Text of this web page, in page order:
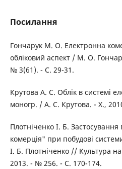
Посилання
Гончарук М. О. Електронна
обліковий аспект / М. О.
№ 3(61). - С. 29-31.
Крутова А. С. Облік в системі
моногр. / А. С. Крутова. - Х.,
Плотніченко І. Б.
комерція" при побудові
І. Б. Плотніченко // Культура
2013. - № 256. - С. 170-174.